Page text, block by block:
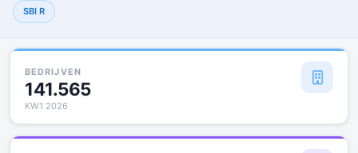
SBI R
BEDRIJVEN
141.565
KW1 2026